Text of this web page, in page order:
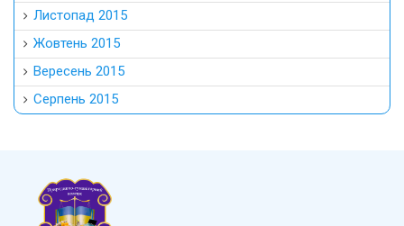
Листопад 2015
Жовтень 2015
Вересень 2015
Серпень 2015